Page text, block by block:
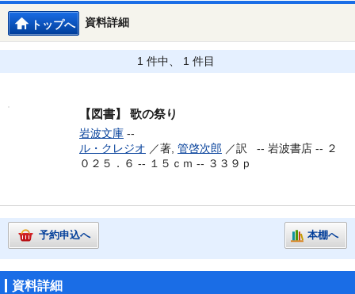
資料詳細
トップへ
1 件中、 1 件目
【図書】 歌の祭り
岩波文庫 --
ル・クレジオ ／著, 管啓次郎 ／訳 -- 岩波書店 -- ２
０２５．６ -- １５ｃｍ -- ３３９ｐ
予約申込へ 本棚へ
資料詳細